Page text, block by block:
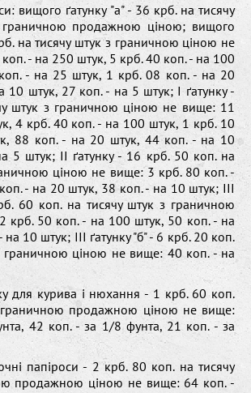
вищого ґатунку "а" - 36 крб. на тисячу
граничною продажною ціною; вищого
на тисячу штук з граничною ціною не
- на 250 штук, 5 крб. 40 коп. - на 100
- на 25 штук, 1 крб. 08 коп. - на 20
10 штук, 27 коп. - на 5 штук; І ґатунку -
штук з граничною ціною не вище: 11
4 крб. 40 коп. - на 100 штук, 1 крб. 10
88 коп. - на 20 штук, 44 коп. - на 10
5 штук; ІІ ґатунку - 16 крб. 50 коп. на
ціною не вище: 3 крб. 80 коп. -
- на 20 штук, 38 коп. - на 10 штук; ІІІ
60 коп. на тисячу штук з граничною
крб. 50 коп. - на 100 штук, 50 коп. - на
10 штук; ІІІ ґатунку "б" - 6 крб. 20 коп.
граничною ціною не вище: 40 коп. - на
для курива і нюхання - 1 крб. 60 коп.
продажною ціною не вище:
42 коп. - за 1/8 фунта, 21 коп. - за
папіроси - 2 крб. 80 коп. на тисячу
продажною ціною не вище: 64 коп. -